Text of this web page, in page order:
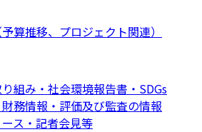
算推移、プロジェクト関連）
組み・社会環境報告書・SDGs
務情報・評価及び監査の情報
ス・記者会見等